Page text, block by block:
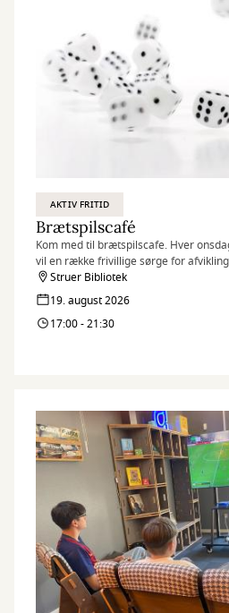
AKTIV FRITID
Brætspilscafé
Kom med til brætspilscafe. Hver
vil en række frivillige sørge for
Struer Bibliotek
19. august 2026
17:00 - 21:30